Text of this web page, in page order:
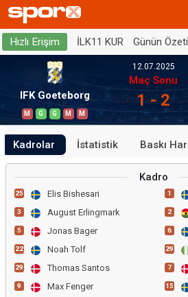
Hızlı Erişim İLK11 KUR Günün Özeti
IFK Goeteborg
M G G M M
12.07.2025
Maç Sonu
1 - 2
Kadrolar İstatistik Baskı
Kadro
25 Elis Bishesari
3 August Erlingmark
5 Jonas Bager
22 Noah Tolf
29 Thomas Santos
9 Max Fenger
1
2
6
29
7
15